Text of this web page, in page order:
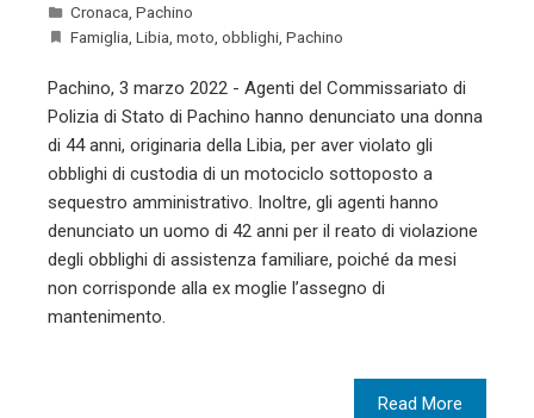
Cronaca Pachino
Famiglia Libia moto obblighi Pachino
Pachino, 3 marzo 2022 - Agenti del Commissariato di
Polizia di Stato di Pachino hanno denunciato una donna
di 44 anni, originaria della Libia, per aver violato gli
obblighi di custodia di un motociclo sottoposto a
sequestro amministrativo. Inoltre, gli agenti hanno
denunciato un uomo di 42 anni per il reato di violazione
degli obblighi di assistenza familiare, poiché da mesi
non corrisponde alla ex moglie l’assegno di
mantenimento.
Read More